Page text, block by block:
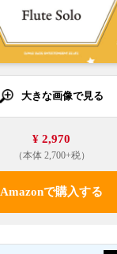
大きな画像で見る
¥ 2,970
（本体 2,700+税）
Amazonで購入する